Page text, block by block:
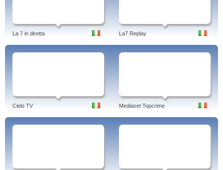
La 7 in diretta La7 Replay
Cielo TV Mediaset Topcrime